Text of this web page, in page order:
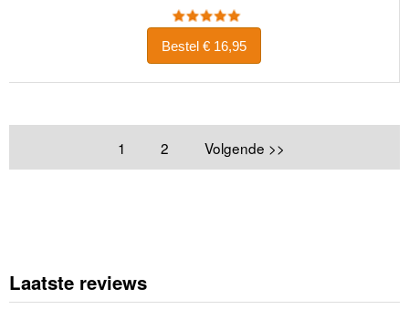
Bestel € 16,95
1 2 Volgende >>
Laatste reviews